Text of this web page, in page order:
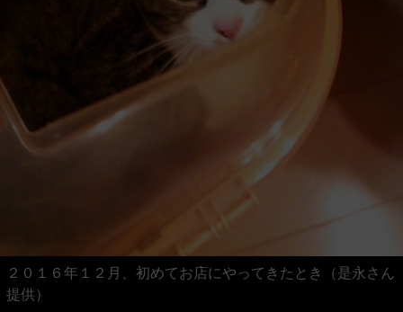
２０１６年１２月、初めてお店にやってきたとき（是永さん
提供）